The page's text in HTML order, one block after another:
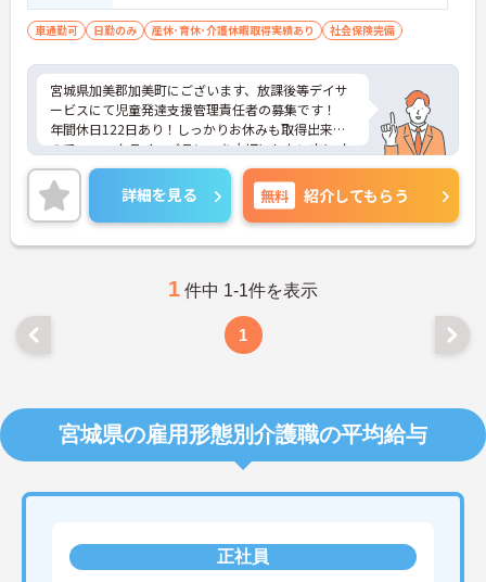
車通勤可 日勤のみ 産休･育休･介護休暇取得実績あり 社会保険完備
宮城県加美郡加美町にございます、放課後等デイサ
ービスにて児童発達支援管理責任者の募集です！
年間休日122日あり！しっかりお休みも取得出来る
ので、ワークライフバランスを大切にしたい方にオ
ススメです♪
昇給賞与や、各種手当も充実！頑張りをしっかりと
評価しているので、モチベーションを保ちやすい環
境です◎
ご興味のある方は、マイナビ介護職までお問い合わ
詳細を見る 無料 紹介してもらう
1 件中 1-1件を表示
1
宮城県の雇用形態別介護職の平均給与
正社員